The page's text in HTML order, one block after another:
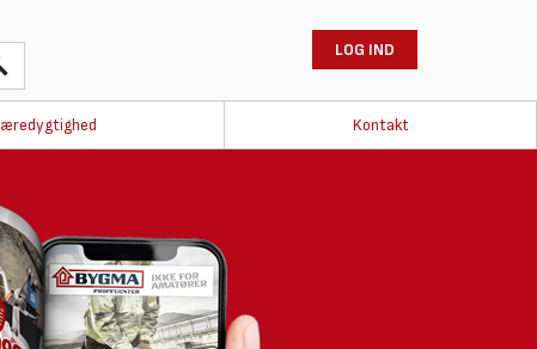
LOG IND
Kontakt